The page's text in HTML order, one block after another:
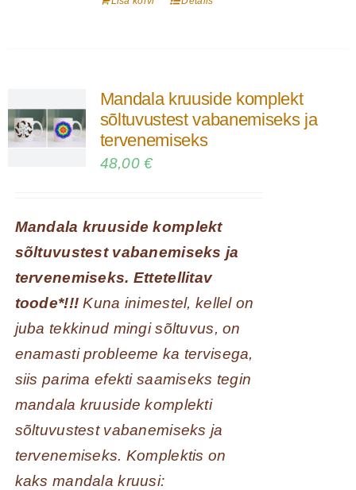
Mandala kruuside komplekt
sõltuvustest vabanemiseks ja
tervenemiseks
48,00€
Mandala kruuside komplekt
sõltuvustest vabanemiseks ja
tervenemiseks. Ettetellitav
toode*!!! Kuna inimestel, kellel on
juba tekkinud mingi sõltuvus, on
enamasti probleeme ka tervisega,
siis parima efekti saamiseks tegin
mandala kruuside komplekti
sõltuvustest vabanemiseks ja
tervenemiseks. Komplektis on
kaks mandala kruusi: